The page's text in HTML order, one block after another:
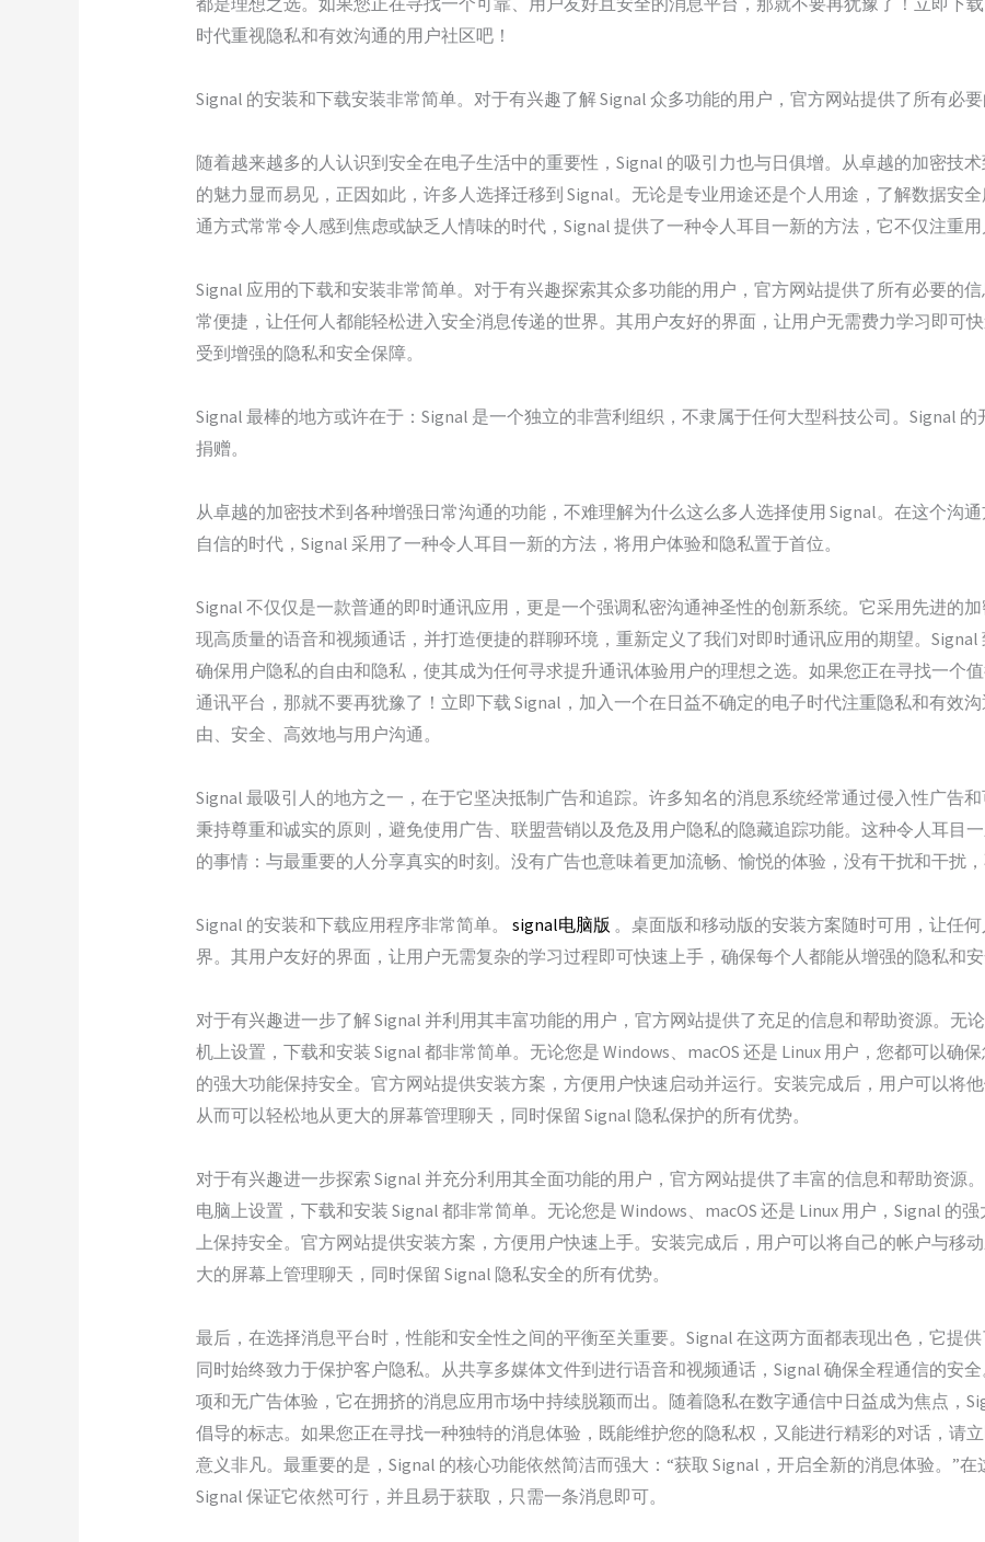
时代重视隐私和有效沟通的用户社区吧！
Signal 的安装和下载安装非常简单。对于有兴趣了解 Signal 众多功能的用户，官方网站提供了所有必要
随着越来越多的人认识到安全在电子生活中的重要性，Signal 的吸引力也与日俱增。从卓越的加密技
的魅力显而易见，正因如此，许多人选择迁移到 Signal。无论是专业用途还是个人用途，了解数据安
通方式常常令人感到焦虑或缺乏人情味的时代，Signal 提供了一种令人耳目一新的方法，它不仅注重用
Signal 应用的下载和安装非常简单。对于有兴趣探索其众多功能的用户，官方网站提供了所有必要的
常便捷，让任何人都能轻松进入安全消息传递的世界。其用户友好的界面，让用户无需费力学习即可
受到增强的隐私和安全保障。
Signal 最棒的地方或许在于：Signal 是一个独立的非营利组织，不隶属于任何大型科技公司。Signal
捐赠。
从卓越的加密技术到各种增强日常沟通的功能，不难理解为什么这么多人选择使用 Signal。在这个沟
自信的时代，Signal 采用了一种令人耳目一新的方法，将用户体验和隐私置于首位。
Signal 不仅仅是一款普通的即时通讯应用，更是一个强调私密沟通神圣性的创新系统。它采用先进的
现高质量的语音和视频通话，并打造便捷的群聊环境，重新定义了我们对即时通讯应用的期望。
确保用户隐私的自由和隐私，使其成为任何寻求提升通讯体验用户的理想之选。如果您正在寻找一个
通讯平台，那就不要再犹豫了！立即下载 Signal，加入一个在日益不确定的电子时代注重隐私和有效
由、安全、高效地与用户沟通。
Signal 最吸引人的地方之一，在于它坚决抵制广告和追踪。许多知名的消息系统经常通过侵入性广告
秉持尊重和诚实的原则，避免使用广告、联盟营销以及危及用户隐私的隐藏追踪功能。这种令人耳目
的事情：与最重要的人分享真实的时刻。没有广告也意味着更加流畅、愉悦的体验，没有干扰和干扰，
Signal 的安装和下载应用程序非常简单。 signal电脑版 。桌面版和移动版的安装方案随时可用，让任
界。其用户友好的界面，让用户无需复杂的学习过程即可快速上手，确保每个人都能从增强的隐私和安
对于有兴趣进一步了解 Signal 并利用其丰富功能的用户，官方网站提供了充足的信息和帮助资源。无
机上设置，下载和安装 Signal 都非常简单。无论您是 Windows、macOS 还是 Linux 用户，您都可以确
的强大功能保持安全。官方网站提供安装方案，方便用户快速启动并运行。安装完成后，用户可以将
从而可以轻松地从更大的屏幕管理聊天，同时保留 Signal 隐私保护的所有优势。
对于有兴趣进一步探索 Signal 并充分利用其全面功能的用户，官方网站提供了丰富的信息和帮助资源
电脑上设置，下载和安装 Signal 都非常简单。无论您是 Windows、macOS 还是 Linux 用户，Signal 的
上保持安全。官方网站提供安装方案，方便用户快速上手。安装完成后，用户可以将自己的帐户与移
大的屏幕上管理聊天，同时保留 Signal 隐私安全的所有优势。
最后，在选择消息平台时，性能和安全性之间的平衡至关重要。Signal 在这两方面都表现出色，它提
同时始终致力于保护客户隐私。从共享多媒体文件到进行语音和视频通话，Signal 确保全程通信的安
项和无广告体验，它在拥挤的消息应用市场中持续脱颖而出。随着隐私在数字通信中日益成为焦点，
倡导的标志。如果您正在寻找一种独特的消息体验，既能维护您的隐私权，又能进行精彩的对话，请
意义非凡。最重要的是，Signal 的核心功能依然简洁而强大：“获取 Signal，开启全新的消息体验。”
Signal 保证它依然可行，并且易于获取，只需一条消息即可。